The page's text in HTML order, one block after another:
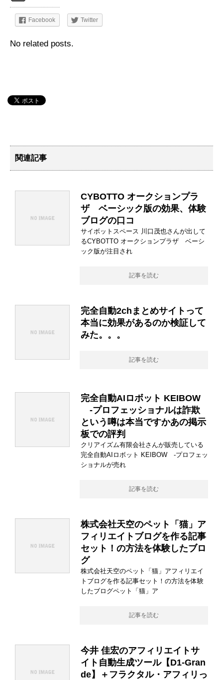
Facebook Twitter
No related posts.
関連記事
CYBOTTO オークションプラ
ザ ベーシック版の効果、体験
ブログの口コ
サイボットスペース 川口茂也さんが出して
るCYBOTTO オークションプラザ ベーシ
ック版が注目され
記事を読む
完全自動2chまとめサイトって
本当に効果があるのか検証して
みた。。。
記事を読む
完全自動AIロボット KEIBOW
-プロフェッショナルは詐欺
という噂は本当ですかあの掲示
板での評判
クリアイズム有限会社さんが販売している
完全自動AIロボット KEIBOW -プロフェッ
ショナルが売れ
記事を読む
株式会社天空のペット「猫」ア
フィリエイトブログを作る記事
セット！の方法を体験したブロ
グ
株式会社天空のペット「猫」アフィリエイ
トブログを作る記事セット！の方法を体験
したブログペット「猫」ア
記事を読む
今井 佳宏のアフィリエイトサ
イト自動生成ツール【D1-Gran
de】＋フラクタル・アフィリっ